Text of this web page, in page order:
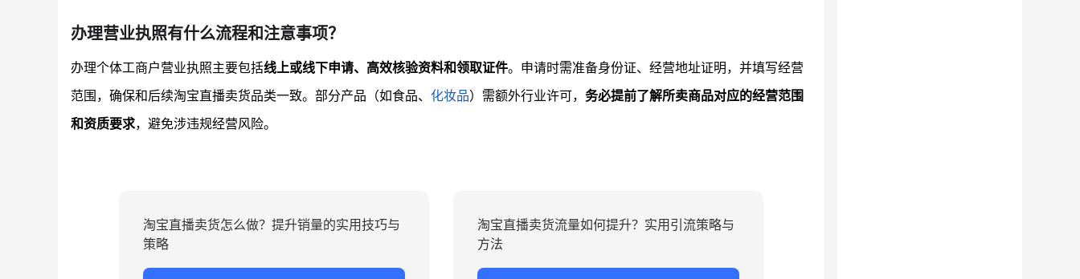
办理营业执照有什么流程和注意事项？
办理个体工商户营业执照主要包括线上或线下申请、高效核验资料和领取证件。申请时需准备身份证、经营地址证明，并填写经营
范围，确保和后续淘宝直播卖货品类一致。部分产品（如食品、 化妆品）需额外行业许可， 务必提前了解所卖商品对应的经营范围
和资质要求，避免涉违规经营风险。
淘宝直播卖货怎么做？提升销量的实用技巧与
策略
淘宝直播卖货流量如何提升？实用引流策略与
方法